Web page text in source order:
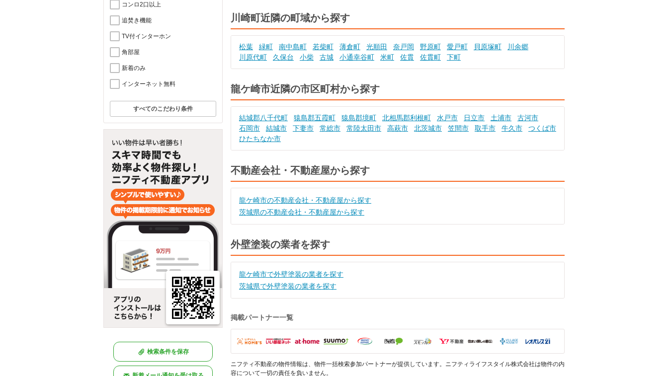
コンロ2口以上
追焚き機能
TV付インターホン
角部屋
新着のみ
インターネット無料
すべてのこだわり条件
検索条件を保存
川崎町近隣の町域から探す
松葉 緑町 南中島町 若柴町 薄倉町 光順田 奈戸岡 野原町 愛戸町 貝原塚町
川余郷
川原代町
久保台 小柴 古城 小通幸谷町 米町 佐貫 佐貫町 下町
龍ケ崎市近隣の市区町村から探す
結城郡八千代町 猿島郡五霞町 猿島郡境町 北相馬郡利根町 水戸市 日立市 土浦市
古河市
石岡市
結城市 下妻市 常総市 常陸太田市 高萩市 北茨城市 笠間市 取手市 牛久市
つくば市
ひたちなか市
不動産会社・不動産屋から探す
龍ケ崎市の不動産会社・不動産屋から探す
茨城県の不動産会社・不動産屋から探す
外壁塗装の業者を探す
龍ケ崎市で外壁塗装の業者を探す
茨城県で外壁塗装の業者を探す
掲載パートナー一覧
ニフティ不動産の物件情報は、物件一括検索参加パートナーが提供しています。ニフティライフスタイル株式会社は物件の内
容について一切の責任を負いません。